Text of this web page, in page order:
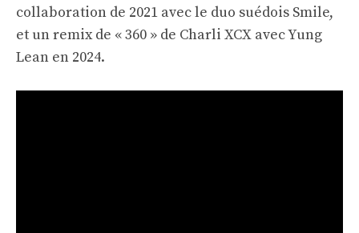
collaboration de 2021 avec le duo suédois Smile,
et un remix de « 360 » de Charli XCX avec Yung
Lean en 2024.